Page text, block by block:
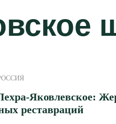
Яковлевское:
реставраций